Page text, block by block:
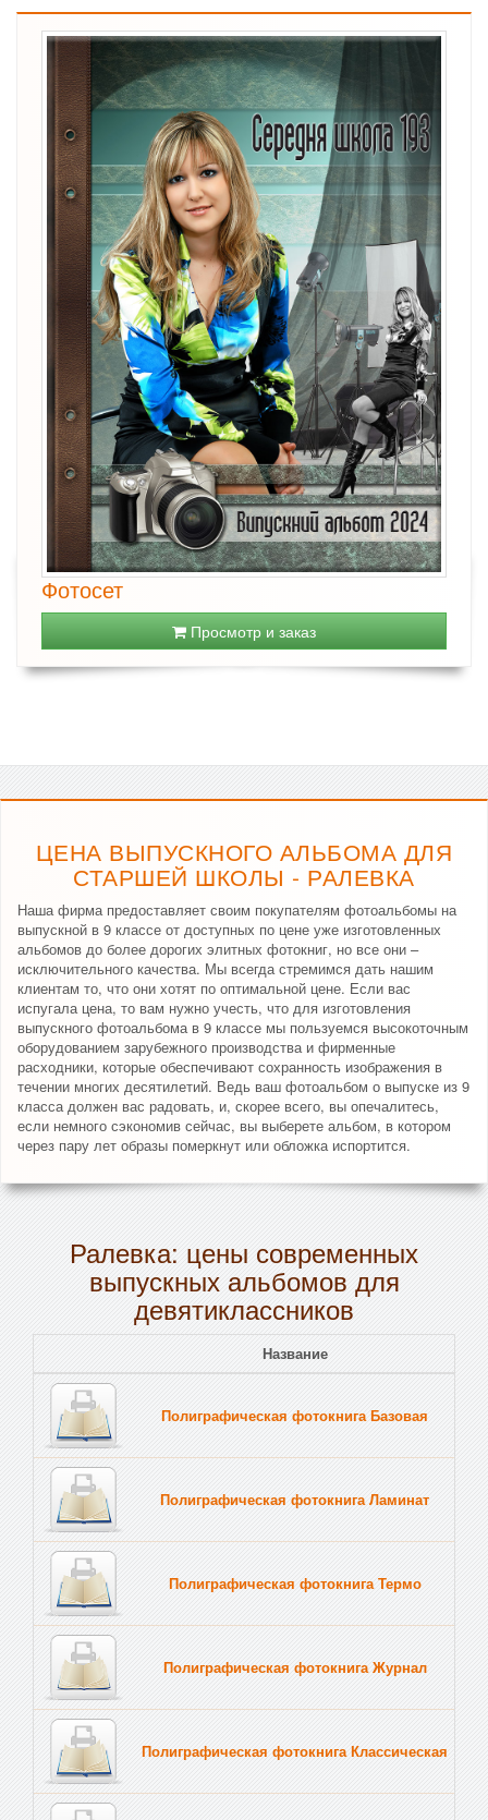
Фотосет
Просмотр и заказ
ЦЕНА ВЫПУСКНОГО АЛЬБОМА ДЛЯ
СТАРШЕЙ ШКОЛЫ - РАЛЕВКА
Наша фирма предоставляет своим покупателям фотоальбомы на
выпускной в 9 классе от доступных по цене уже изготовленных
альбомов до более дорогих элитных фотокниг, но все они –
исключительного качества. Мы всегда стремимся дать нашим
клиентам то, что они хотят по оптимальной цене. Если вас
испугала цена, то вам нужно учесть, что для изготовления
выпускного фотоальбома в 9 классе мы пользуемся высокоточным
оборудованием зарубежного производства и фирменные
расходники, которые обеспечивают сохранность изображения в
течении многих десятилетий. Ведь ваш фотоальбом о выпуске из 9
класса должен вас радовать, и, скорее всего, вы опечалитесь,
если немного сэкономив сейчас, вы выберете альбом, в котором
через пару лет образы померкнут или обложка испортится.
Ралевка: цены современных
выпускных альбомов для
девятиклассников
Название
Полиграфическая фотокнига Базовая
Полиграфическая фотокнига Ламинат
Полиграфическая фотокнига Термо
Полиграфическая фотокнига Журнал
Полиграфическая фотокнига Классическая